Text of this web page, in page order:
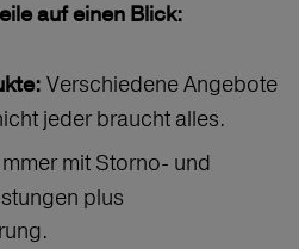
auf einen Blick:
Verschiedene Angebote
jeder braucht alles.
mit Storno‑ und
plus